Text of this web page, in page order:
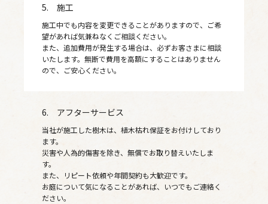
5. 施工
施工中でも内容を変更できることがありますので、ご希
望があれば気兼ねなくご相談ください。
また、追加費用が発生する場合は、必ずお客さまに相談
いたします。無断で費用を高額にすることはありません
ので、ご安心ください。
6. アフターサービス
当社が施工した樹木は、植木枯れ保証をお付けしており
ます。
災害や人為的傷害を除き、無償でお取り替えいたしま
す。
また、リピート依頼や年間契約も大歓迎です。
お庭について気になることがあれば、いつでもご連絡く
ださい。